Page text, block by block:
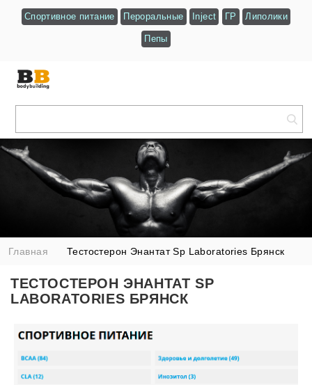
Спортивное питание Пероральные Inject ГР Липолики
Пепы
Главная Тестостерон Энантат Sp Laboratories Брянск
ТЕСТОСТЕРОН ЭНАНТАТ SP
LABORATORIES БРЯНСК